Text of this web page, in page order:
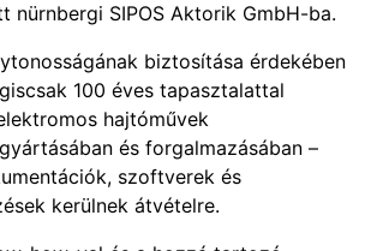
nürnbergi SIPOS Aktorik GmbH-ba.
biztosítása érdekében
100 éves tapasztalattal
hajtóművek
és forgalmazásában –
szoftverek és
kerülnek átvételre.